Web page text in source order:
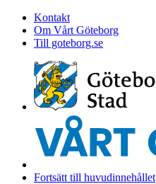
Kontakt
Om Vårt Göteborg
Till goteborg.se
Fortsätt till huvudinnehållet